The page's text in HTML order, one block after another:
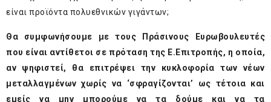
είναι προϊόντα πολυεθνικών γιγάντων;
Θα συμφωνήσουμε με τους Πράσινους Ευρωβουλευτές
που είναι αντίθετοι σε πρόταση της Ε.Επιτροπής, η οποία,
αν ψηφιστεί, θα επιτρέψει την κυκλοφορία των νέων
μεταλλαγμένων χωρίς να ‘σφραγίζονται’ ως τέτοια και
εμείς να μην μπορούμε να τα δούμε και να τα